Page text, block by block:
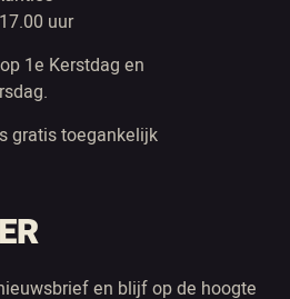
uur
1e Kerstdag en
gratis toegankelijk
en blijf op de hoogte